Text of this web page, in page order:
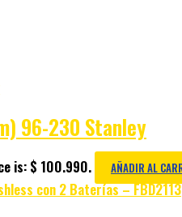
96-230 Stanley
is: $ 100.990. AÑADIR AL